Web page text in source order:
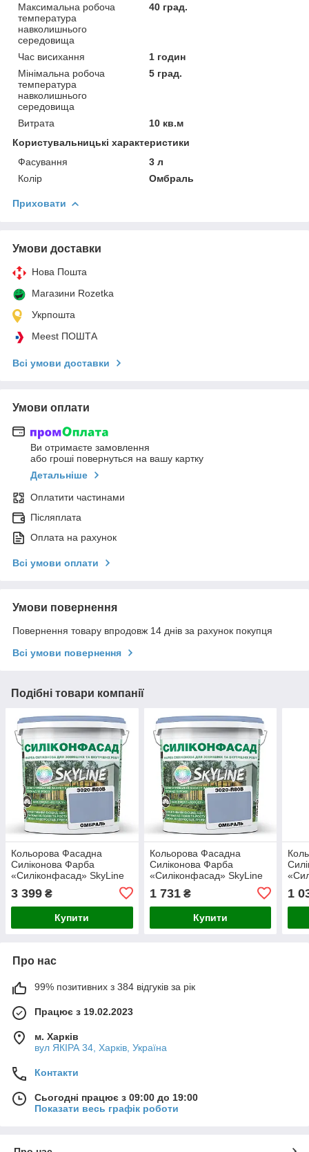
Максимальна робоча
температура
навколишнього
середовища
40 град.
Час висихання
1 годин
Мінімальна робоча
температура
навколишнього
середовища
5 град.
Витрата
10 кв.м
Користувальницькі характеристики
Фасування
3 л
Колір
Омбраль
Приховати
Умови доставки
Нова Пошта
Магазини Rozetka
Укрпошта
Meest ПОШТА
Всі умови доставки
Умови оплати
Ви отримаєте замовлення
або гроші повернуться на вашу картку
Детальніше
Оплатити частинами
Післяплата
Оплата на рахунок
Всі умови оплати
Умови повернення
Повернення товару впродовж 14 днів за рахунок покупця
Всі умови повернення
Подібні товари компанії
Кольорова Фасадна
Силіконова Фарба
«Силіконфасад» SkyLine
3020-R80B Омбраль 10л
3 399 ₴
Купити
Кольорова Фасадна
Силіконова Фарба
«Силіконфасад» SkyLine
1 731₴
Купити
1
Про нас
99% позитивних з 384 відгуків за рік
Працює з 19.02.2023
м. Харків
вул ЯКІРА 34, Харків, Україна
Контакти
Сьогодні працює з 09:00 до 19:00
Показати весь графік роботи